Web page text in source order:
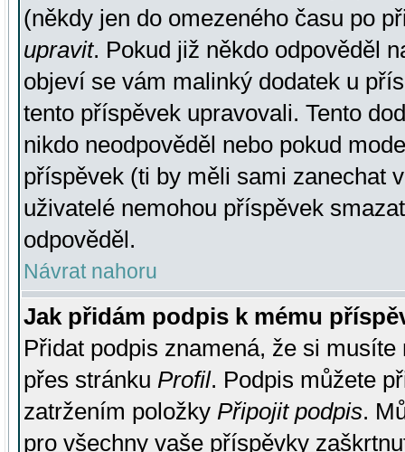
(někdy jen do omezeného času po
upravit. Pokud již někdo odpověděl
objeví se vám malinký dodatek u
tento příspěvek upravovali. Tento
nikdo neodpověděl nebo pokud
příspěvek (ti by měli sami zanechat
uživatelé nemohou příspěvek
odpověděl.
Návrat nahoru
Jak přidám podpis k mému
Přidat podpis znamená, že si
přes stránku Profil. Podpis můžete
zatržením položky Připojit podpis.
pro všechny vaše příspěvky